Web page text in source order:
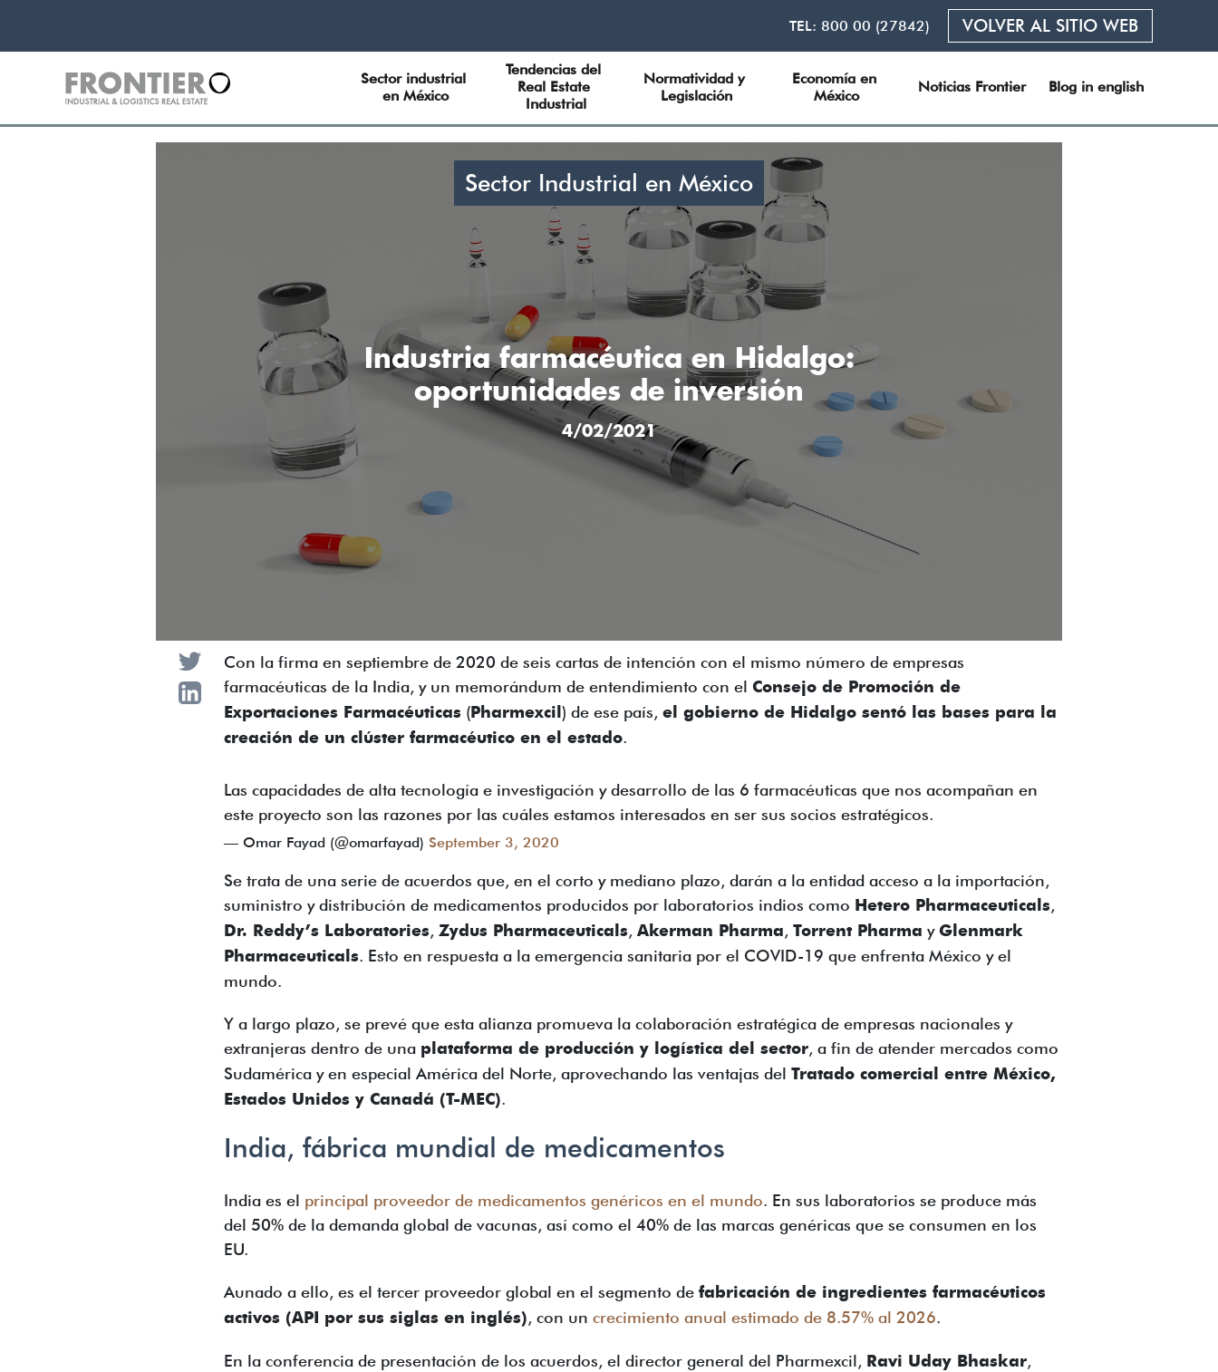
TEL: 800 00 (27842) VOLVER AL SITIO WEB
Sector industrial
en México
Tendencias del
Real Estate
Industrial
Normatividad y
Legislación
Economía en
México
Noticias Frontier Blog in english
Sector Industrial en México
Industria farmacéutica en Hidalgo:
oportunidades de inversión
4/02/2021
Con la firma en septiembre de 2020 de seis cartas de intención con el mismo número de empresas
farmacéuticas de la India, y un memorándum de entendimiento con el Consejo de Promoción de
Exportaciones Farmacéuticas (Pharmexcil ) de ese país, el gobierno de Hidalgo sentó las bases para la
creación de un clúster farmacéutico en el estado.
Las capacidades de alta tecnología e investigación y desarrollo de las 6 farmacéuticas que nos acompañan en
este proyecto son las razones por las cuáles estamos interesados en ser sus socios estratégicos.
— Omar Fayad (@omarfayad) September 3, 2020
Se trata de una serie de acuerdos que, en el corto y mediano plazo, darán a la entidad acceso a la importación,
suministro y distribución de medicamentos producidos por laboratorios indios como Hetero Pharmaceuticals,
Dr. Reddy’s Laboratories, Zydus Pharmaceuticals, Akerman Pharma, Torrent Pharma yGlenmark
Pharmaceuticals. Esto en respuesta a la emergencia sanitaria por el COVID-19 que enfrenta México y el
mundo.
Y a largo plazo, se prevé que esta alianza promueva la colaboración estratégica de empresas nacionales y
extranjeras dentro de una plataforma de producción y logística del sector, a fin de atender mercados como
Sudamérica y en especial América del Norte, aprovechando las ventajas del Tratado comercial entre México,
Estados Unidos y Canadá (T-MEC).
India, fábrica mundial de medicamentos
India es el principal proveedor de medicamentos genéricos en el mundo. En sus laboratorios se produce más
del 50% de la demanda global de vacunas, así como el 40% de las marcas genéricas que se consumen en los
EU.
Aunado a ello, es el tercer proveedor global en el segmento de fabricación de ingredientes farmacéuticos
activos (API por sus siglas en inglés), con un crecimiento anual estimado de 8.57% al 2026.
En la conferencia de presentación de los acuerdos, el director general del Pharmexcil, Ravi Uday Bhaskar,